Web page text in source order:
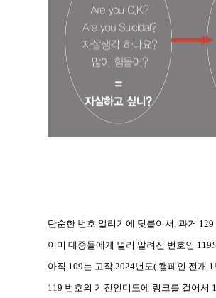
단순한 번호 알리기에 덧붙여서, 과거
이미 대중들에게 널리 알려진 번호인
아직 109는 고작 2024년도( 캠페인 전개
119 번호의 기진인디도에 링크를 걸어서